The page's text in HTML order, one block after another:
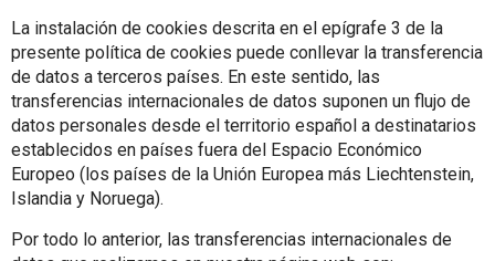
La instalación de cookies descrita en el epígrafe 3 de la
presente política de cookies puede conllevar la transferencia
de datos a terceros países. En este sentido, las
transferencias internacionales de datos suponen un flujo de
datos personales desde el territorio español a destinatarios
establecidos en países fuera del Espacio Económico
Europeo (los países de la Unión Europea más Liechtenstein,
Islandia y Noruega).
Por todo lo anterior, las transferencias internacionales de